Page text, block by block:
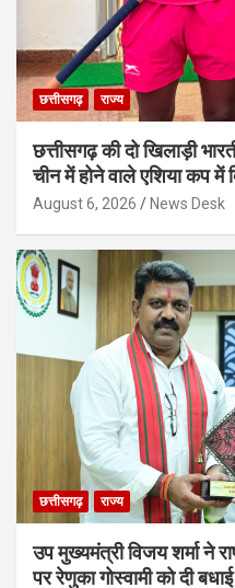
छत्तीसगढ़ राज्य
छत्तीसगढ़ की दो खिलाड़ी
चीन में होने वाले एशिया कप में
August 6, 2026 News Desk
छत्तीसगढ़ राज्य
उप मुख्यमंत्री विजय शर्मा ने
पर रेणुका गोस्वामी को दी बधाई